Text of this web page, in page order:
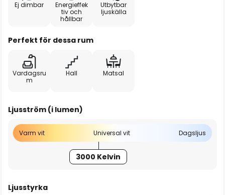
Ej dimbar
Energieffek
tiv och
hållbar
Utbytbar
ljuskälla
Perfekt för dessa rum
Vardagsru
m
Hall Matsal
Ljusström (i lumen)
Varm vit Universal vit Dagsljus
3000 Kelvin
Ljusstyrka